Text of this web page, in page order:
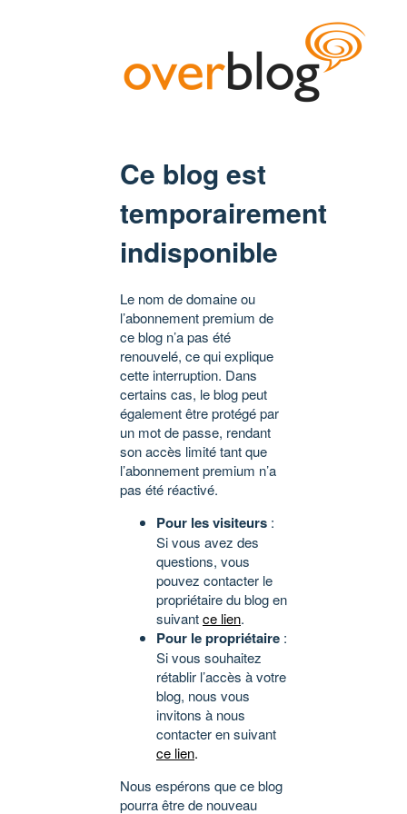
Ce blog est
temporairement
indisponible
Le nom de domaine ou
l’abonnement premium de
ce blog n’a pas été
renouvelé, ce qui explique
cette interruption. Dans
certains cas, le blog peut
également être protégé par
un mot de passe, rendant
son accès limité tant que
l’abonnement premium n’a
pas été réactivé.
Pour les visiteurs :
Si vous avez des
questions, vous
pouvez contacter le
propriétaire du blog en
suivantce lien.
Pour le propriétaire :
Si vous souhaitez
rétablir l’accès à votre
blog, nous vous
invitons à nous
contacter en suivant
ce lien.
Nous espérons que ce blog
pourra être de nouveau